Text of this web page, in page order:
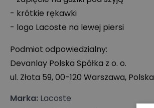
- krótkie rękawki
- logo Lacoste na lewej piersi
Podmiot odpowiedzialny:
Devanlay Polska Spółka z o. o.
ul. Złota 59, 00-120 Warszawa, Polska
Marka: Lacoste